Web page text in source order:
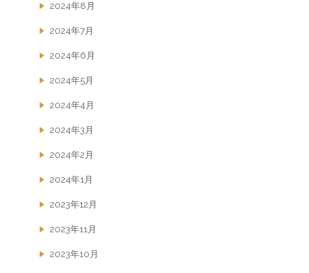
2024年8月
2024年7月
2024年6月
2024年5月
2024年4月
2024年3月
2024年2月
2024年1月
2023年12月
2023年11月
2023年10月